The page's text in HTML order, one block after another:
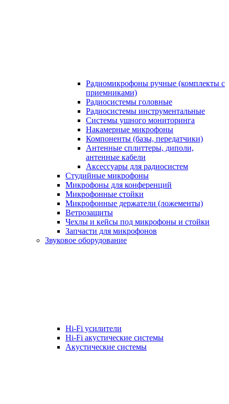
Радиомикрофоны ручные (комплекты с
приемниками)
Радиосистемы головные
Радиосистемы инструментальные
Системы ушного мониторинга
Накамерные микрофоны
Компоненты (базы, передатчики)
Антенные сплиттеры, диполи,
антенные кабели
Аксесcуары для радиосистем
Студийные микрофоны
Микрофоны для конференций
Микрофонные стойки
Микрофонные держатели (ложементы)
Ветрозащиты
Чехлы и кейсы под микрофоны и стойки
Запчасти для микрофонов
Звуковое оборудование
Hi-Fi усилители
Hi-Fi акустические системы
Акустические системы